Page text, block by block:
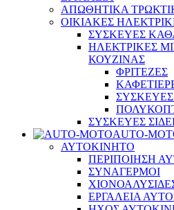
ΑΠΩΘΗΤΙΚΑ
ΟΙΚΙΑΚΕΣ
ΣΥΣΚΕΥΕΣ
ΗΛΕΚΤΡΙΚΕΣ
ΚΟΥΖΙΝΑΣ
ΦΡΙΤΕΖΕΣ
ΣΥΣΚΕΥΕΣ
AUTO-
ΑΥΤΟΚΙΝΗΤΟ
ΠΕΡΙΠΟΙΗΣΗ
ΣΥΝΑΓΕΡΜΟΙ
ΕΡΓΑΛΕΙΑ